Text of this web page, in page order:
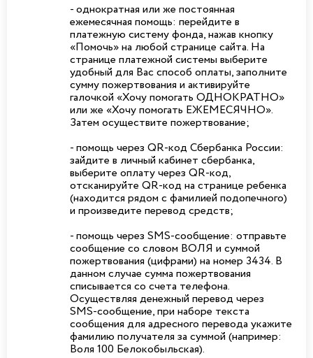
- однократная или же постоянная
ежемесячная помощь: перейдите в
платежную систему фонда, нажав кнопку
«Помочь» на любой странице сайта. На
странице платежной системы выберите
удобный для Вас способ оплаты, заполните
сумму пожертвования и активируйте
галочкой «Хочу помогать ОДНОКРАТНО»
или же «Хочу помогать ЕЖЕМЕСЯЧНО».
Затем осуществите пожертвование;
- помощь через QR-код Сбербанка России:
зайдите в личный кабинет сбербанка,
выберите оплату через QR-код,
отсканируйте QR-код на странице ребенка
(находится рядом с фамилией подопечного)
и произведите перевод средств;
- помощь через SMS-сообщение: отправьте
сообщение со словом ВОЛЯ и суммой
пожертвования (цифрами) на номер 3434. В
данном случае сумма пожертвования
списывается со счета телефона.
Осуществляя денежный перевод через
SMS-сообщение, при наборе текста
сообщения для адресного перевода укажите
фамилию получателя за суммой (например:
Воля 100 Белокобыльская).